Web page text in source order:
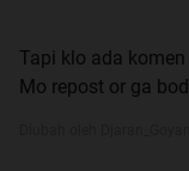
Tapi klo ada
Mo repost or ga